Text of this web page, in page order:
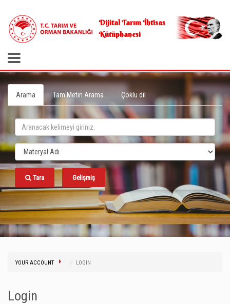
Dijital Tarım İhtisas
Kütüphanesi
Arama Tam Metin Arama Çoklu dil
Tara Gelişmiş
YOUR ACCOUNT LOGIN
Login